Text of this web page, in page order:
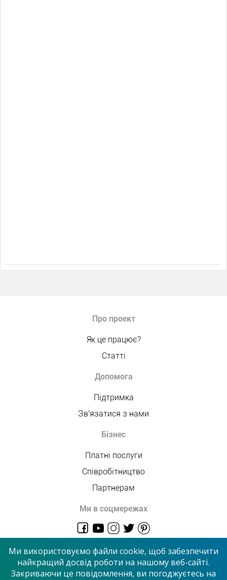
Про проект
Як це працює?
Статті
Допомога
Підтримка
Зв'язатися з нами
Бізнес
Платні послуги
Співробітництво
Партнерам
Ми в соцмережах
Ми використовуємо файли cookie, щоб забезпечити
найкращий досвід роботи на нашому веб-сайті.
Закриваючи це повідомлення, ви погоджуєтесь на